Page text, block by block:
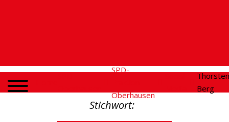
SPD-
Oberhausen
Thorsten
Berg
Stichwort: